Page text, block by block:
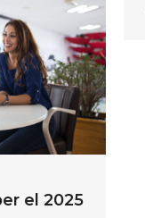
el 2025